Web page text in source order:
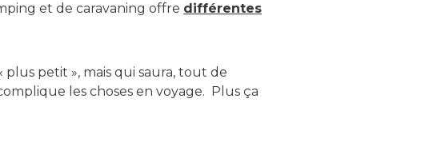
et de caravaning offre différentes
petit », mais qui saura, tout de
les choses en voyage. Plus ça